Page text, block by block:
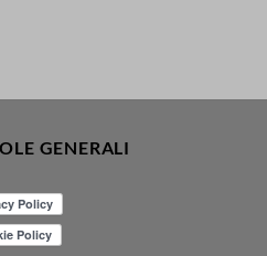
GENERALI